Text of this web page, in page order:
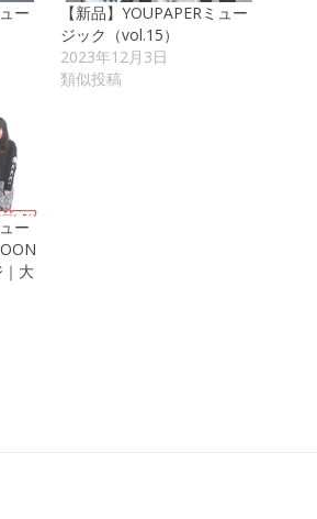
ー
【新品】YOUPAPERミュー
ジック（vol.15）
2023年12月3日
類似投稿
ー
大